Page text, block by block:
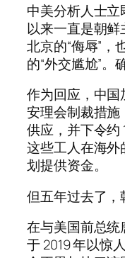
中美分析人士
以来一直是朝
北京的“侮辱”，
的“外交尴尬”。
作为回应，中
安理会制裁措
供应，并下令约
这些工人在海
划提供资金。
但五年过去了，
在与美国前总
于 2019 年以惊